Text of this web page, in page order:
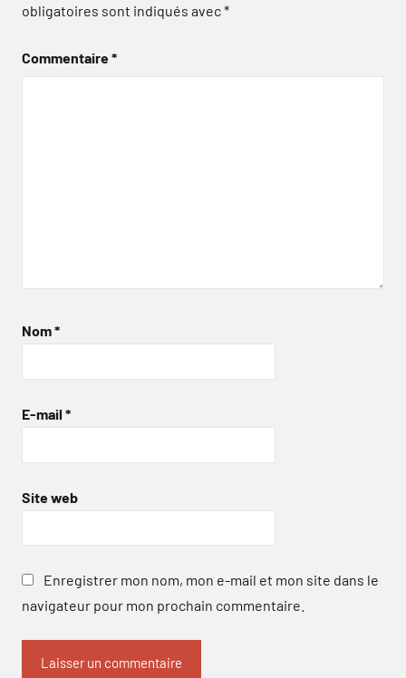
obligatoires sont indiqués avec*
Commentaire*
Nom*
E-mail *
Site web
Enregistrer mon nom, mon e-mail et mon site dans le
navigateur pour mon prochain commentaire.